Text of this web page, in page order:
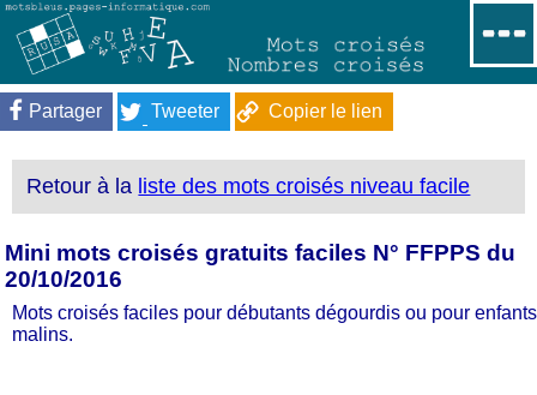
Partager Tweeter Copier le lien
Retour à la liste des mots croisés niveau facile
Mini mots croisés gratuits faciles N° FFPPS du
20/10/2016
Mots croisés faciles pour débutants dégourdis ou pour enfants
malins.